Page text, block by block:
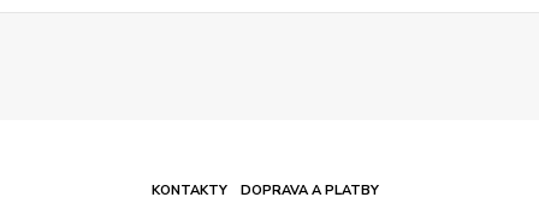
KONTAKTY DOPRAVA A PLATBY